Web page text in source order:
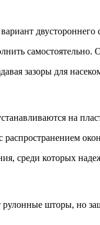
двустороннего
самостоятельно.
зазоры для
на
распространением
среди которых
шторы, но